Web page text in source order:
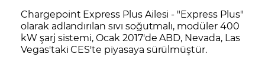
Chargepoint Express Plus Ailesi - "Express Plus"
olarak adlandırılan sıvı soğutmalı, modüler 400
kW şarj sistemi, Ocak 2017'de ABD, Nevada, Las
Vegas'taki CES'te piyasaya sürülmüştür.